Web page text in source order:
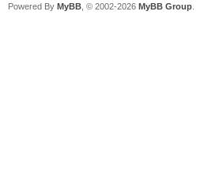
Powered By MyBB , © 2002-2026 MyBB Group